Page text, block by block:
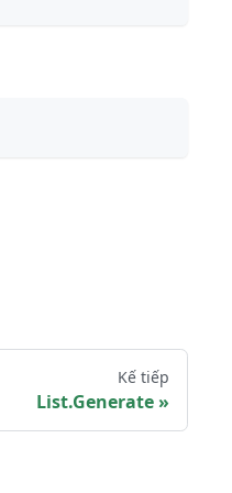
Kế tiếp
List.Generate